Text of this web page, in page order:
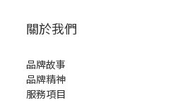
關於我們
品牌故事
品牌精神
服務項目